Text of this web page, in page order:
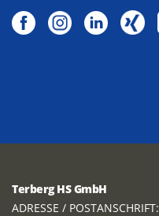
Terberg HS GmbH
ADRESSE / POSTANSCHRIFT: